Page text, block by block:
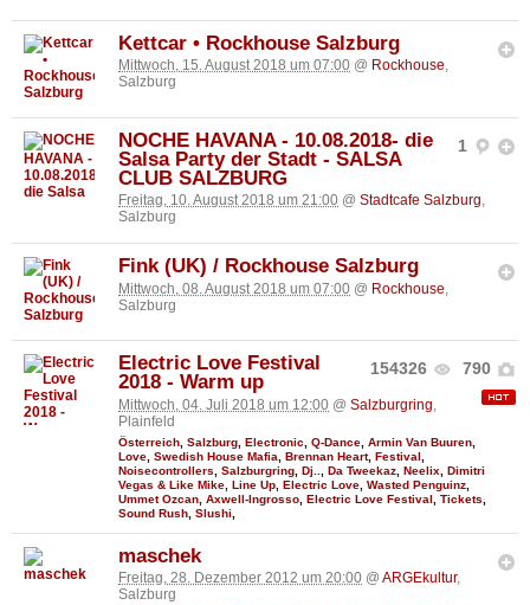
Kettcar • Rockhouse Salzburg
Mittwoch, 15. August 2018 um 07:00 @ Rockhouse,
Salzburg
1
NOCHE HAVANA - 10.08.2018- die
Salsa Party der Stadt - SALSA
CLUB SALZBURG
Freitag, 10. August 2018 um 21:00 @ Stadtcafe Salzburg,
Salzburg
Fink (UK) / Rockhouse Salzburg
Mittwoch, 08. August 2018 um 07:00 @ Rockhouse
Salzburg
154326 790
Electric Love Festival
2018 - Warm up
Mittwoch, 04. Juli 2018 um 12:00 @ Salzburgring
Plainfeld
Österreich Salzburg Electronic Q-Dance Armin Van Buuren
Love Swedish House Mafia Brennan Heart, Festival
Noisecontrollers
Salzburgring Dj.. Da Tweekaz Neelix
Dimitri
Vegas & Like Mike Line Up Electric Love Wasted Penguinz
Ummet Ozcan Axwell-Ingrosso Electric Love Festival Tickets
Sound Rush Slushi
maschek
Freitag, 28. Dezember 2012 um 20:00 @ ARGEkultur,
Salzburg